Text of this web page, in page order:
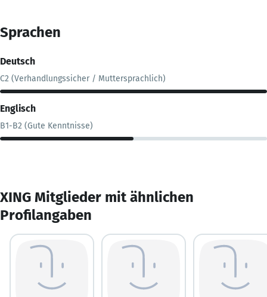
Sprachen
Deutsch
C2 (Verhandlungssicher / Muttersprachlich)
Englisch
B1-B2 (Gute Kenntnisse)
XING Mitglieder mit ähnlichen
Profilangaben